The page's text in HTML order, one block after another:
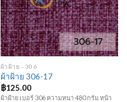
ผ้าฝ้าย - 306
ผ้าฝ้าย 306-17
฿125.00
ผ้าฝ้าย เบอร์ 306 ความหนา 480 กรัม หน้า